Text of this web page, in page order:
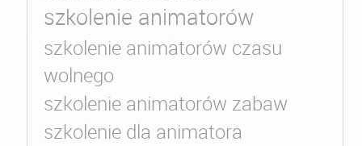
szkolenie animatorów
szkolenie animatorów czasu
wolnego
szkolenie animatorów zabaw
szkolenie dla animatora